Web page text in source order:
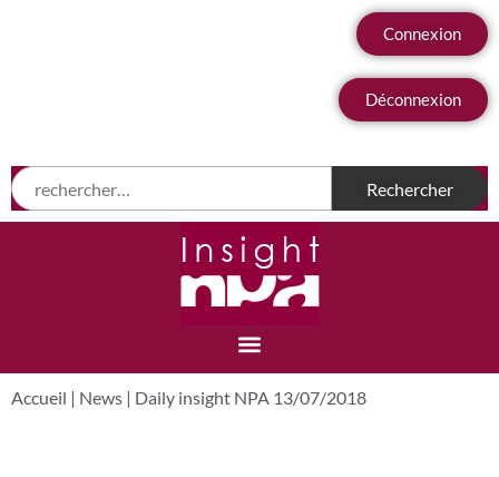
Connexion
Déconnexion
Accueil | News | Daily insight NPA 13/07/2018